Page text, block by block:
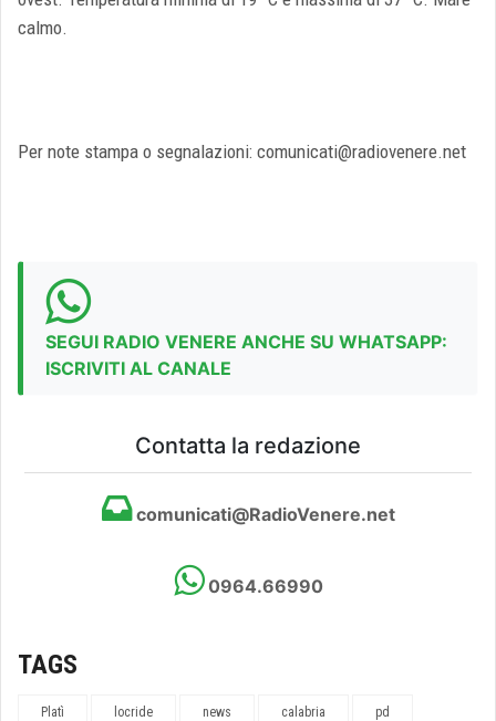
calmo.
Per note stampa o segnalazioni: comunicati@radiovenere.net
SEGUI RADIO VENERE ANCHE SU WHATSAPP:
ISCRIVITI AL CANALE
Contatta la redazione
comunicati@RadioVenere.net
0964.66990
TAGS
Platì locride news calabria pd